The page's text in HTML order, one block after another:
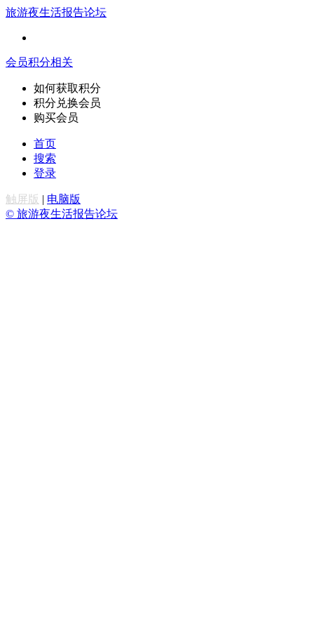
旅游夜生活报告论坛
会员积分相关
如何获取积分
积分兑换会员
购买会员
首页
搜索
登录
触屏版 | 电脑版
© 旅游夜生活报告论坛